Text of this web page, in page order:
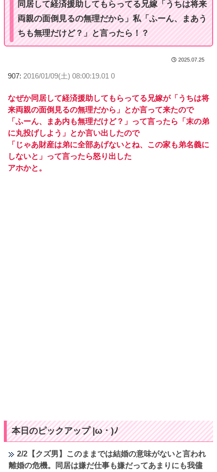
同居して経済援助してもらってる兄嫁「うちは将来
両親の面倒見るの無理だから」私「ふーん、まあう
ちも無理だけど？」と言ったら！？
2025.07.25
907: 2016/01/09(土) 08:00:19.01 0
なぜか同居して経済援助してもらってる兄嫁が「うちは将
来両親の面倒見るの無理だから」とか言って来たので
「ふーん、まあ内も無理だけど？」って言ったら「末の弟
に丸投げしよう」とか言い出したので
「じゃあ財産は弟に全部あげないとね、この家も弟名義に
しないと」って言ったら怒り出した
アホかと。
本日のピックアップ |ω・)ﾉ
2/2【クズ男】このままでは結婚の意味がないと言われ
離婚の危機。同居は嫌だ仕事も嫌だってあまりにも我儘